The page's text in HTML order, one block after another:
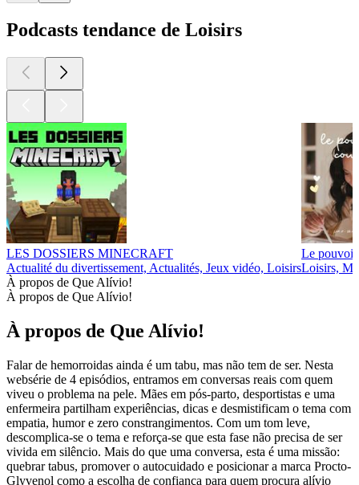
Podcasts tendance de Loisirs
LES DOSSIERS MINECRAFT
Actualité du divertissement, Actualités, Jeux vidéo, Loisirs
Le pouvoir
Loisirs,
À propos de Que Alívio!
À propos de Que Alívio!
À propos de Que Alívio!
Falar de hemorroidas ainda é um tabu, mas não tem de ser. Nesta
websérie de 4 episódios, entramos em conversas reais com quem
viveu o problema na pele. Mães em pós-parto, desportistas e uma
enfermeira partilham experiências, dicas e desmistificam o tema com
empatia, humor e zero constrangimentos. Com um tom leve,
descomplica-se o tema e reforça-se que esta fase não precisa de ser
vivida em silêncio. Mais do que uma conversa, esta é uma missão:
quebrar tabus, promover o autocuidado e posicionar a marca Procto-
Glyvenol como a escolha de confiança para quem procura alívio